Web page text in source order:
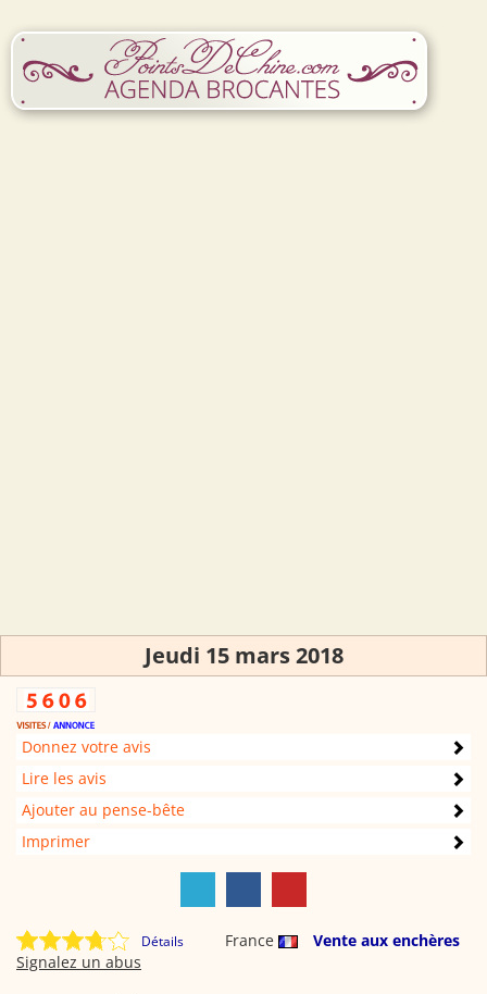
Jeudi 15 mars 2018
Donnez votre avis
Lire les avis
Ajouter au pense-bête
Imprimer
Détails France
Vente aux enchères
Signalez un abus